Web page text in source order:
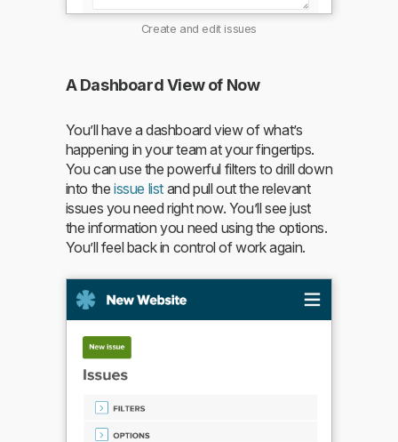
Create and edit issues
A Dashboard View of Now
You’ll have a dashboard view of what’s
happening in your team at your fingertips.
You can use the powerful filters to drill down
into the issue list and pull out the relevant
issues you need right now. You’ll see just
the information you need using the options.
You’ll feel back in control of work again.